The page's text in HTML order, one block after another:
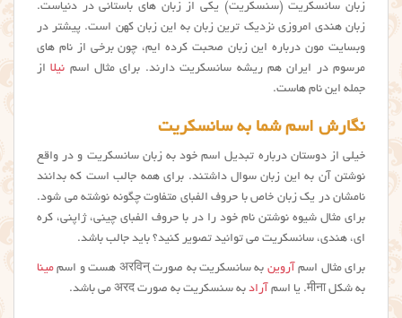
زبان سانسکریت (سنسکریت) یکی از زبان های باستانی در دنیاست.
زبان هندی امروزی نزدیک ترین زبان به این زبان کهن است. پیشتر در
وبسایت مون درباره این زبان صحبت کرده ایم، چون برخی از نام های
مرسوم در ایران هم ریشه سانسكريت دارند. برای مثال اسم نیلااز
جمله این نام هاست.
نگارش اسم شما به سانسکریت
خیلی از دوستان درباره تبدیل اسم خود به زبان سانسکریت و در واقع
نوشتن آن به این زبان سوال داشتند. برای همه جالب است که بدانند
نامشان در یک زبان خاص با حروف الفبای متفاوت چگونه نوشته می شود.
برای مثال شیوه نوشتن نام خود را در با حروف الفبای چینی، ژاپنی، کره
ای، هندی، سانسكريت می توانید تصویر کنید؟ باید جالب باشد.
برای مثال اسم آروین به سانسکریت به صورتअरविन् هست و اسم مینا
به شکل मीना. یا اسم آراد به سنسکریت به صورت अरद می باشد.